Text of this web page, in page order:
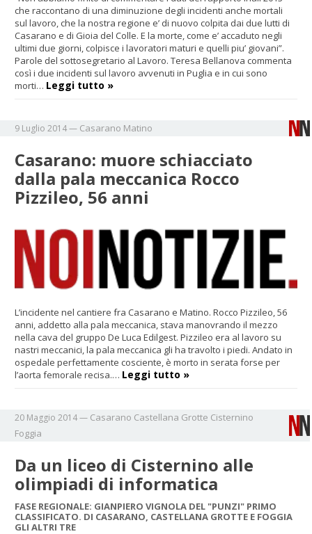
che raccontano di una diminuzione degli incidenti anche mortali
sul lavoro, che la nostra regione e’ di nuovo colpita dai due lutti di
Casarano e di Gioia del Colle. E la morte, come e’ accaduto negli
ultimi due giorni, colpisce i lavoratori maturi e quelli piu’ giovani”.
Parole del sottosegretario al Lavoro. Teresa Bellanova commenta
così i due incidenti sul lavoro avvenuti in Puglia e in cui sono
morti… Leggi tutto »
9 Luglio 2014— Casarano Matino
Casarano: muore schiacciato
dalla pala meccanica Rocco
Pizzileo, 56 anni
L’incidente nel cantiere fra Casarano e Matino. Rocco Pizzileo, 56
anni, addetto alla pala meccanica, stava manovrando il mezzo
nella cava del gruppo De Luca Edilgest. Pizzileo era al lavoro su
nastri meccanici, la pala meccanica gli ha travolto i piedi. Andato in
ospedale perfettamente cosciente, è morto in serata forse per
l’aorta femorale recisa.… Leggi tutto »
20 Maggio 2014— Casarano Castellana Grotte Cisternino
Foggia
Da un liceo di Cisternino alle
olimpiadi di informatica
FASE REGIONALE: GIANPIERO VIGNOLA DEL "PUNZI" PRIMO
CLASSIFICATO. DI CASARANO, CASTELLANA GROTTE E FOGGIA
GLI ALTRI TRE